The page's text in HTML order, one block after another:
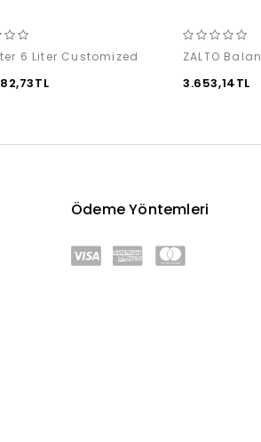
6 Liter Customized ZALTO
3.653,14TL
Ödeme Yöntemleri